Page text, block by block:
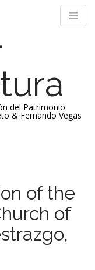
del Patrimonio
& Fernando Vegas
of the
of